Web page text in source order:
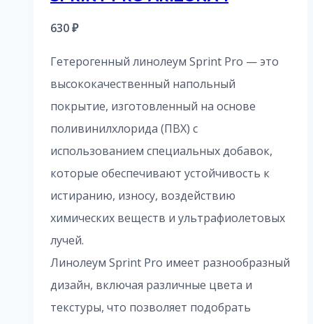
630₽
Гетерогенный линолеум Sprint Pro — это
высококачественный напольный
покрытие, изготовленный на основе
поливинилхлорида (ПВХ) с
использованием специальных добавок,
которые обеспечивают устойчивость к
истиранию, износу, воздействию
химических веществ и ультрафиолетовых
лучей.
Линолеум Sprint Pro имеет разнообразный
дизайн, включая различные цвета и
текстуры, что позволяет подобрать